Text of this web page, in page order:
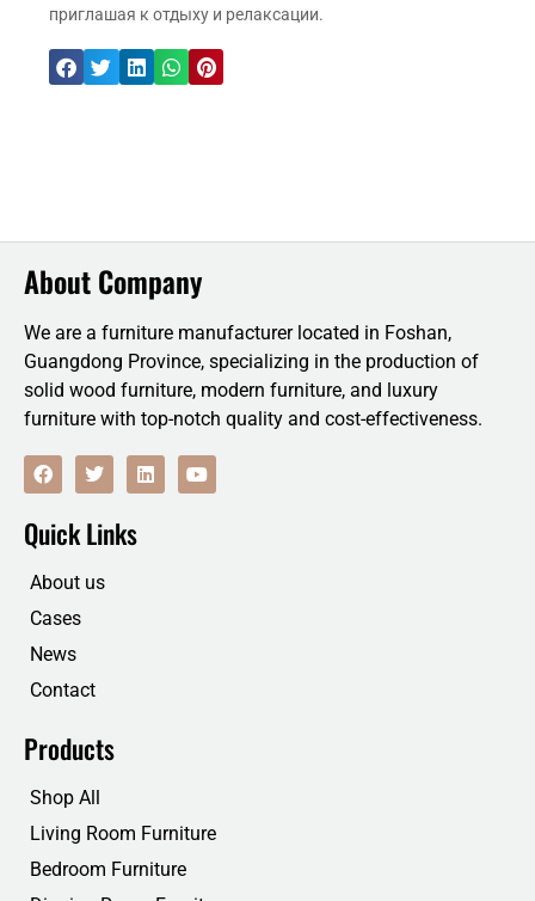
приглашая к отдыху и релаксации.
About Company
We are a furniture manufacturer located in Foshan,
Guangdong Province, specializing in the production of
solid wood furniture, modern furniture, and luxury
furniture with top-notch quality and cost-effectiveness.
F
a
c
b
o
k
T
w
i
t
t
r
L
i
n
Y
o
u
Quick Links
About us
Cases
News
Contact
Products
Shop All
Living Room Furniture
Bedroom Furniture